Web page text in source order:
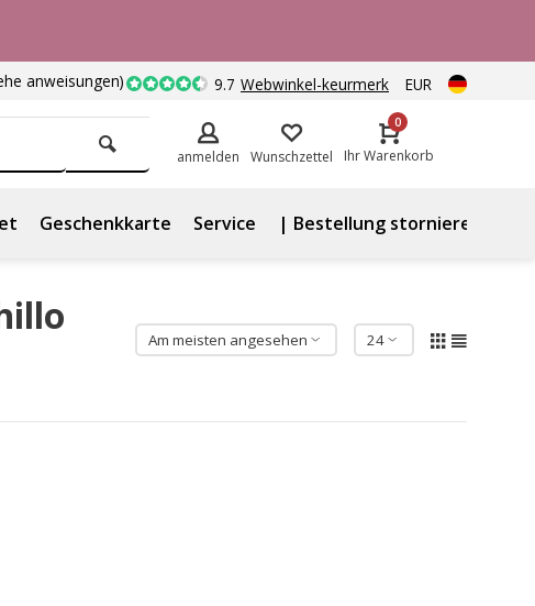
anweisungen) 9.7 Webwinkel-keurmerk EUR
anmelden Wunschzettel
0
Ihr Warenkorb
Geschenkkarte Service | Bestellung stornieren